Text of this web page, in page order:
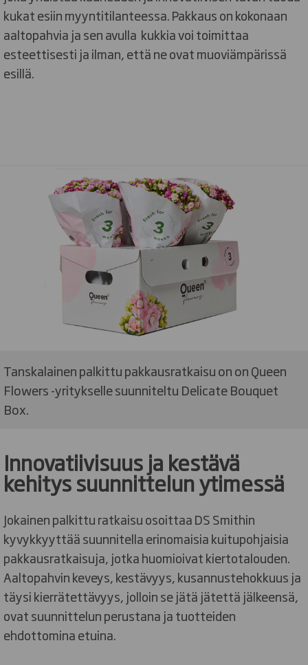
kukat esiin myyntitilanteessa. Pakkaus on kokonaan
aaltopahvia ja sen avulla kukkia voi toimittaa
esteettisesti ja ilman, että ne ovat muoviämpärissä
esillä.
Tanskalainen palkittu pakkausratkaisu on on Queen
Flowers -yritykselle suunniteltu Delicate Bouquet
Box.
Innovatiivisuus ja kestävä
kehitys suunnittelun ytimessä
Jokainen palkittu ratkaisu osoittaa DS Smithin
kyvykkyyttää suunnitella erinomaisia kuitupohjaisia
pakkausratkaisuja, jotka huomioivat kiertotalouden.
Aaltopahvin keveys, kestävyys, kusannustehokkuus ja
täysi kierrätettävyys, jolloin se jätä jätettä jälkeensä,
ovat suunnittelun perustana ja tuotteiden
ehdottomina etuina.